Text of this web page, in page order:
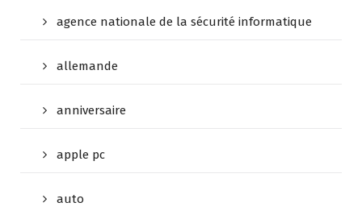
agence nationale de la sécurité informatique
allemande
anniversaire
apple pc
auto